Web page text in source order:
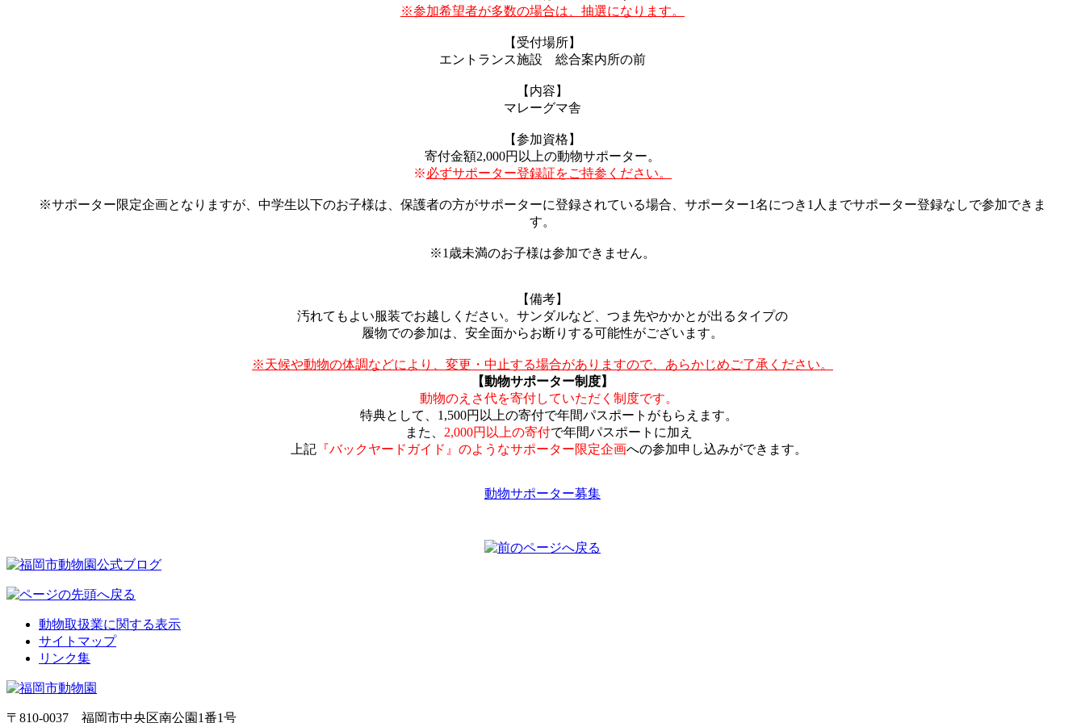
※参加希望者が多数の場合は、抽選になります。
【受付場所】
エントランス施設 総合案内所の前
【内容】
マレーグマ舎
【参加資格】
寄付金額2,000円以上の動物サポーター。
※必ずサポーター登録証をご持参ください。
※サポーター限定企画となりますが、中学生以下のお子様は、保護者の方がサポーターに登録されている場合、サポーター1名につき1人までサポーター登録なしで参加できま
す。
※1歳未満のお子様は参加できません。
【備考】
汚れてもよい服装でお越しください。サンダルなど、つま先やかかとが出るタイプの
履物での参加は、安全面からお断りする可能性がございます。
※天候や動物の体調などにより、変更・中止する場合がありますので、あらかじめご了承ください。
【動物サポーター制度】
動物のえさ代を寄付していただく制度です。
特典として、1,500円以上の寄付で年間パスポートがもらえます。
また、 2,000円以上の寄付で年間パスポートに加え
上記 『バックヤードガイド』のようなサポーター限定企画への参加申し込みができます。
動物サポーター募集
動物取扱業に関する表示
サイトマップ
リンク集
〒810-0037 福岡市中央区南公園1番1号